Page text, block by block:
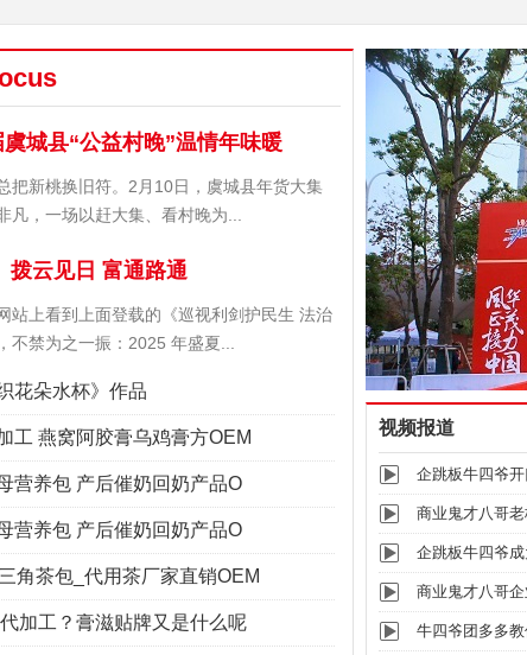
像：无
城县“公益村晚”温情年味暖
把新桃换旧符。2月10日，虞城县年货大集
凡，一场以赶大集、看村晚为...
拨云见日 富通路通
站上看到上面登载的《巡视利剑护民生 法治
不禁为之一振：2025 年盛夏...
花朵水杯》作品
工 燕窝阿胶膏乌鸡膏方OEM
营养包 产后催奶回奶产品O
营养包 产后催奶回奶产品O
角茶包_代用茶厂家直销OEM
加工？膏滋贴牌又是什么呢
视频报道
企跳板牛四爷
低，如何
商业鬼才八哥
物画像
企跳板牛四爷
真言你
商业鬼才八哥
说明已
牛四爷团多多